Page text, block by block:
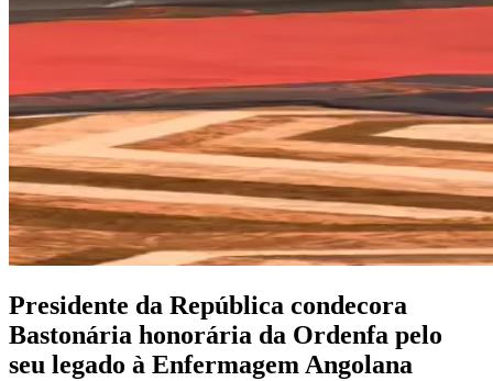
Presidente da República condecora
Bastonária honorária da Ordenfa pelo
seu legado à Enfermagem Angolana